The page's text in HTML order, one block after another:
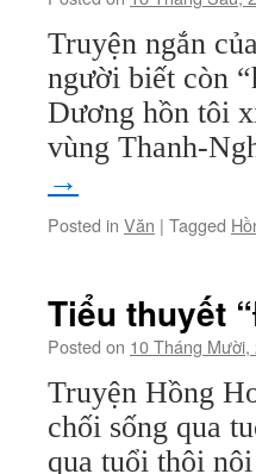
Truyện ngắn
người biết còn
Dương hồn tôi
vùng Thanh-
→
Posted in Văn | Tagged
Tiểu thuyết
Posted on 10 Tháng Mười,
Truyện Hồng
chối sống qua
qua tuổi thôi